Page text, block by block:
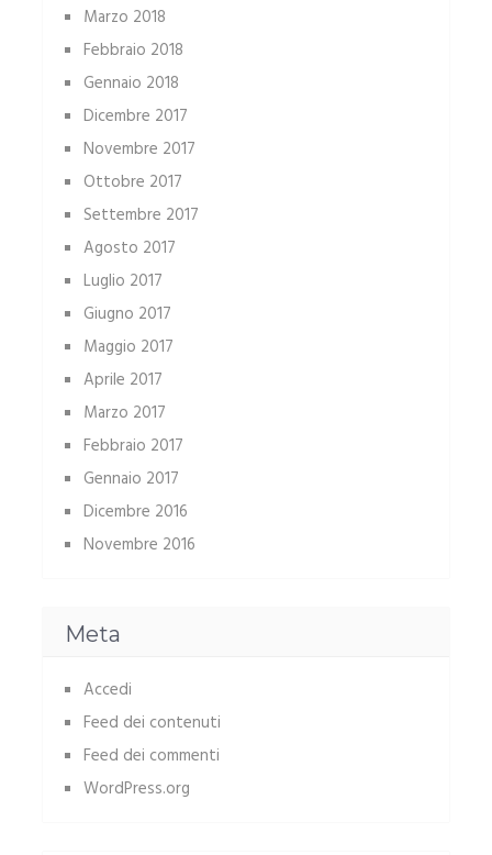
Marzo 2018
Febbraio 2018
Gennaio 2018
Dicembre 2017
Novembre 2017
Ottobre 2017
Settembre 2017
Agosto 2017
Luglio 2017
Giugno 2017
Maggio 2017
Aprile 2017
Marzo 2017
Febbraio 2017
Gennaio 2017
Dicembre 2016
Novembre 2016
Meta
Accedi
Feed dei contenuti
Feed dei commenti
WordPress.org